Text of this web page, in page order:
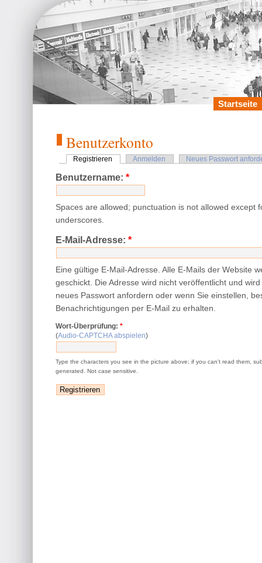
Startseite
Benutzerkonto
Registrieren Anmelden Neues Passwort
Benutzername:*
Spaces are allowed; punctuation is not allowed except
underscores.
E-Mail-Adresse:*
Eine gültige E-Mail-Adresse. Alle E-Mails der Website
geschickt. Die Adresse wird nicht veröffentlicht und
neues Passwort anfordern oder wenn Sie einstellen,
Benachrichtigungen per E-Mail zu erhalten.
Wort-Überprüfung:*
(Audio-CAPTCHA abspielen)
Type the characters you see in the picture above; if you can't read them,
generated. Not case sensitive.